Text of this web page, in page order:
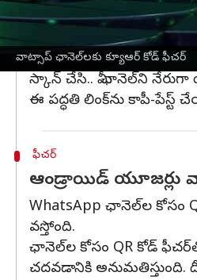
వాట్సాప్ ఛానెల్‌లకు క్యూఆర్ కోడ్ ఫీచర్‌
ఛానెల్ QR కోడ్‌ను ఎలా
మీ ఛానెల్ QR కోడ్‌ని
ఇక్కడ స్క్రీన్‌పై కనిపించే
స్కాన్ చేసి.. మీ ఛానెల్‌ని
ఈ పద్ధతి లింక్‌ను కాపీ-
ఫీచర్
ఆండ్రాయిడ్ యూజర్లు
WhatsApp ఛానెల్‌ల కోసం
వస్తోంది.
ఛానెల్‌ల కోసం QR కోడ్
చదవడానికి అనుమతిస్తుంది.